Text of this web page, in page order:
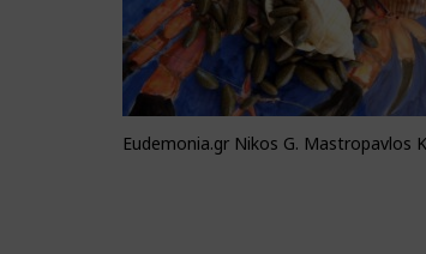
Eudemonia.gr Nikos G. Mastropavlos